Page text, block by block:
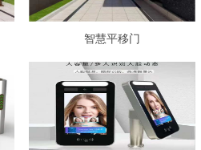
智慧平移门